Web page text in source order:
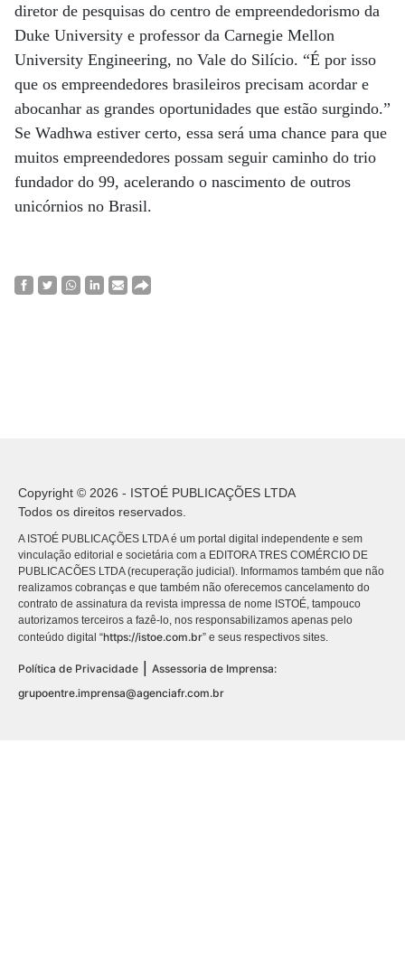
diretor de pesquisas do centro de empreendedorismo da
Duke University e professor da Carnegie Mellon
University Engineering, no Vale do Silício. “É por isso
que os empreendedores brasileiros precisam acordar e
abocanhar as grandes oportunidades que estão surgindo.”
Se Wadhwa estiver certo, essa será uma chance para que
muitos empreendedores possam seguir caminho do trio
fundador do 99, acelerando o nascimento de outros
unicórnios no Brasil.
Copyright © 2026 - ISTOÉ PUBLICAÇÕES LTDA
Todos os direitos reservados.
A ISTOÉ PUBLICAÇÕES LTDA é um portal digital independente e sem
vinculação editorial e societária com a EDITORA TRES COMÉRCIO DE
PUBLICACÕES LTDA (recuperação judicial). Informamos também que não
realizamos cobranças e que também não oferecemos cancelamento do
contrato de assinatura da revista impressa de nome ISTOÉ, tampouco
autorizamos terceiros a fazê-lo, nos responsabilizamos apenas pelo
conteúdo digital “https://istoe.com.br” e seus respectivos sites.
Política de Privacidade | Assessoria de Imprensa:
grupoentre.imprensa@agenciafr.com.br